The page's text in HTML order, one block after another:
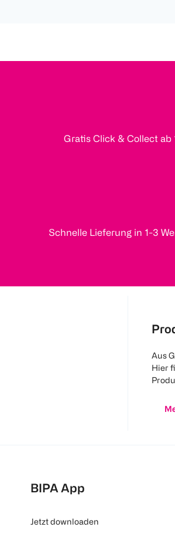
Gratis Click & Collect ab
Schnelle Lieferung in 1-3
Aus
Hier
BIPA App
Jetzt downloaden